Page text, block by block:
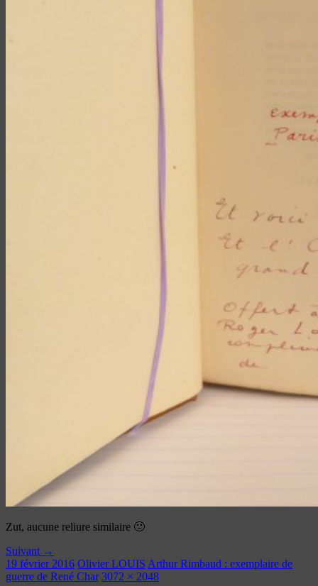
Zut, aucune reliure similaire 🙁
Suivant →
19 février 2016 Olivier LOUIS Arthur Rimbaud : exemplaire de
guerre de René Char 3072 × 2048